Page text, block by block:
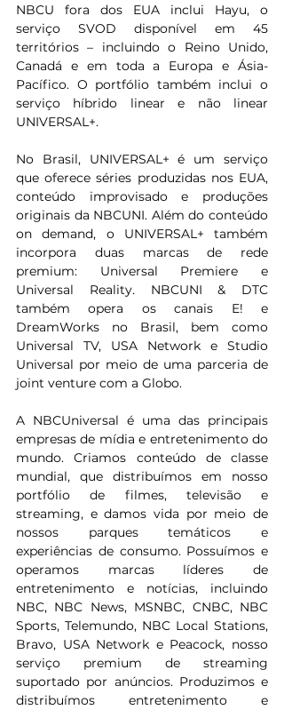
NBCU fora dos EUA inclui Hayu, o
serviço SVOD disponível em 45
territórios – incluindo o Reino Unido,
Canadá e em toda a Europa e Ásia-
Pacífico. O portfólio também inclui o
serviço híbrido linear e não linear
UNIVERSAL+.
No Brasil, UNIVERSAL+ é um serviço
que oferece séries produzidas nos EUA,
conteúdo improvisado e produções
originais da NBCUNI. Além do conteúdo
on demand, o UNIVERSAL+ também
incorpora duas marcas de rede
premium: Universal Premiere e
Universal Reality. NBCUNI & DTC
também opera os canais E! e
DreamWorks no Brasil, bem como
Universal TV, USA Network e Studio
Universal por meio de uma parceria de
joint venture com a Globo.
A NBCUniversal é uma das principais
empresas de mídia e entretenimento do
mundo. Criamos conteúdo de classe
mundial, que distribuímos em nosso
portfólio de filmes, televisão e
streaming, e damos vida por meio de
nossos parques temáticos e
experiências de consumo. Possuímos e
operamos marcas líderes de
entretenimento e notícias, incluindo
NBC, NBC News, MSNBC, CNBC, NBC
Sports, Telemundo, NBC Local Stations,
Bravo, USA Network e Peacock, nosso
serviço premium de streaming
suportado por anúncios. Produzimos e
distribuímos entretenimento e